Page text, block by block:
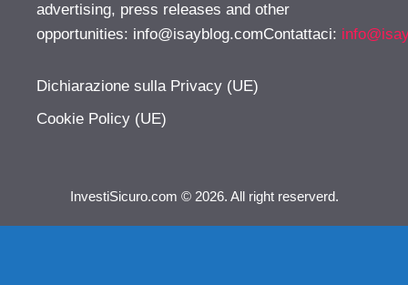
advertising, press releases and other
opportunities: info@isayblog.comContattaci:
Dichiarazione sulla Privacy (UE)
Cookie Policy (UE)
InvestiSicuro.com © 2026. All right reserverd.